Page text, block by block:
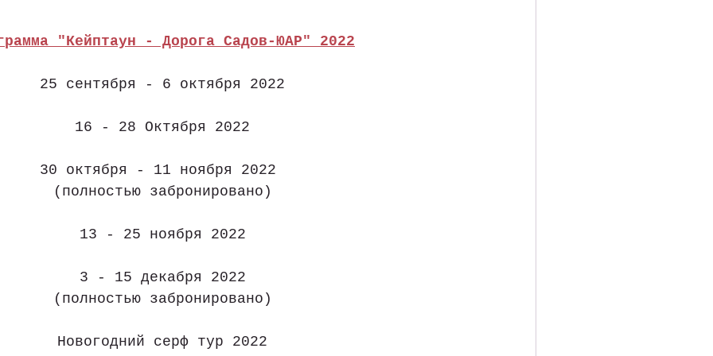
"Кейптаун - Дорога Садов-ЮАР" 2022
25 сентября - 6 октября 2022
16 - 28 Октября 2022
30 октября - 11 ноября 2022
(полностью забронировано)
13 - 25 ноября 2022
3 - 15 декабря 2022
(полностью забронировано)
Новогодний серф тур 2022